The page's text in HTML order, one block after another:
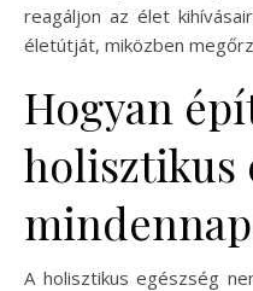
reagáljon az élet
életútját, miközben
Hogyan
holisztikus
A holisztikus egészség